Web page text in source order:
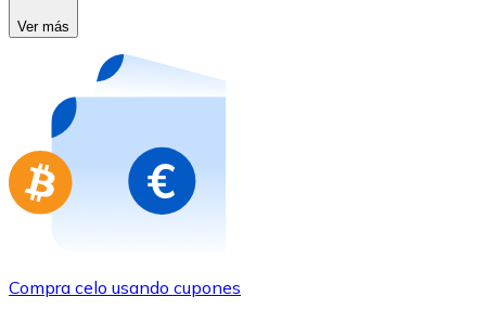
Compra tarjetas regalo de tus marcas favoritas con
Ir a la tienda de tarjetas regalo
Ver más
Compra celo usando cupones